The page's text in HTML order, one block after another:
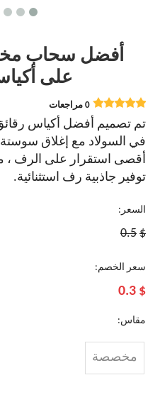
أفضل سحاب
على
0 مراجعات
تم تصميم أفضل أكياس
في السولاد مع إغلاق
أقصى استقرار على الرف ،
توفير جاذبية رف استثنائية.
السعر:
$
0.5
سعر الخصم:
$
0.3
مقاس:
مخصصة